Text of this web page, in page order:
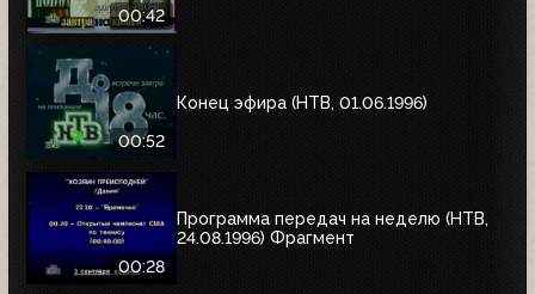
00:42
00:52
Конец эфира (НТВ, 01.06.1996)
00:28
Программа передач на неделю (НТВ,
24.08.1996) Фрагмент